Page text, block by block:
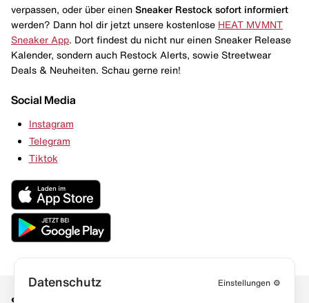
verpassen, oder über einen Sneaker Restock sofort informiert
werden? Dann hol dir jetzt unsere kostenlose HEAT MVMNT
Sneaker App . Dort findest du nicht nur einen Sneaker Release
Kalender, sondern auch Restock Alerts, sowie Streetwear
Deals & Neuheiten. Schau gerne rein!
Social Media
Instagram
Telegram
Tiktok
Datenschutz Einstellungen ⚙️